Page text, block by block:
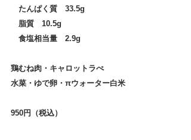
たんぱく質　33.5g
脂質　10.5g
食塩相当量　2.9g
鶏むね肉・キャロットラぺ
水菜・ゆで卵・πウォーター白米
950円（税込）